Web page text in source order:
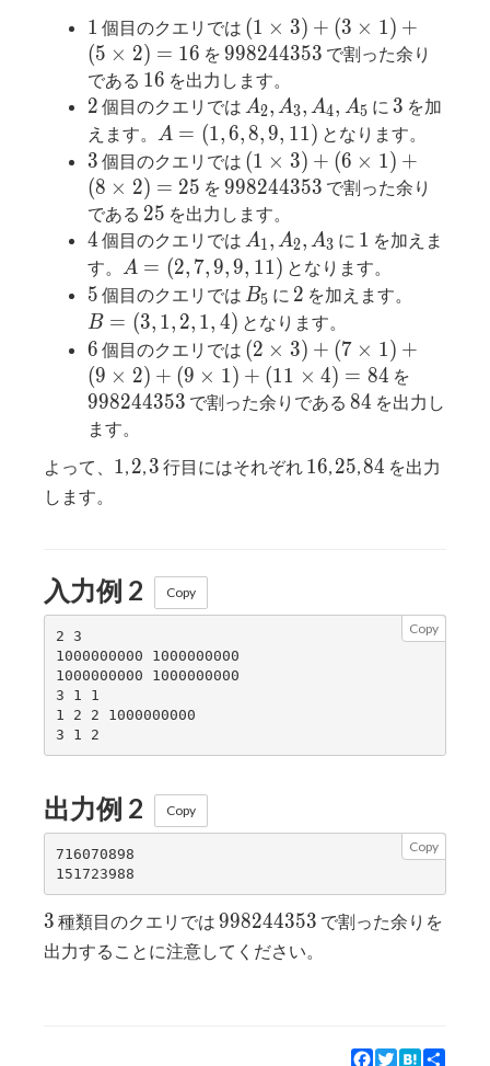
1
1 個目のクエリでは (1\times
3)+
(3\times
1)+
(5\times
2)=16
(1 × 3) + (3 × 1) +
(5 × 2) = 16 を998244353
998244353 で割った余り
である 16
16 を出力します。
2
2 個目のクエリでは A_2,A_3,A_4,A_5
A2, A3, A4, A5 に 3
3 を加
えます。
A=
(1,6,8,9,11)
A = (1,6,8, 9, 11) となります。
3
3 個目のクエリでは (1\times
3)+
(6\times
1)+
(8\times
2)=25
(1 × 3) + (6 × 1) +
(8 × 2) = 25 を998244353
998244353 で割った余り
である 25
25 を出力します。
4
4 個目のクエリでは A_1,A_2,A_3
A1, A2, A3 に 1
1 を加えま
す。
A=
(2,7,9,9,11)
A = (2, 7,9, 9, 11) となります。
5
5 個目のクエリでは B_5
B5 に 2
2 を加えます。
B = (3, 1, 2, 1, 4) となります。
6
6 個目のクエリでは (2\times
3)+
(7\times
2)+
(2 × 3) + (7 × 1) +
(9 × 2) + (9 × 1) + (11 × 4) = 84 を
998244353 で割った余りである 84
84 を出力し
ます。
よって、 1
1 2
2 3
3 行目にはそれぞれ 16
16 25
25 84
84 を出力
します。
入力例 2 Copy
Copy
2 3
1000000000 1000000000
1000000000 1000000000
3 1 1
1 2 2 1000000000
出力例 2 Copy
Copy
716070898
3
3 種類目のクエリでは 998244353
998244353 で割った余りを
出力することに注意してください。
Facebook
Twitter
Hatena